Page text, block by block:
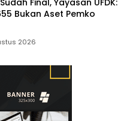
Bukan Aset Pemko
2026